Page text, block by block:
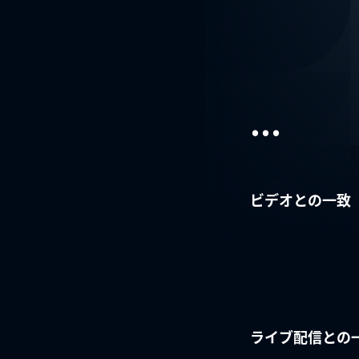
...
ビデオとの一致
ライブ配信との